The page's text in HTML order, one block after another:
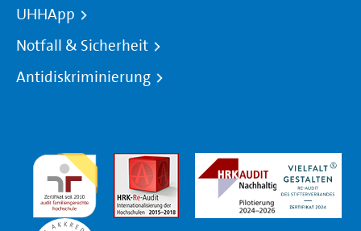
UHHApp
Notfall & Sicherheit
Antidiskriminierung